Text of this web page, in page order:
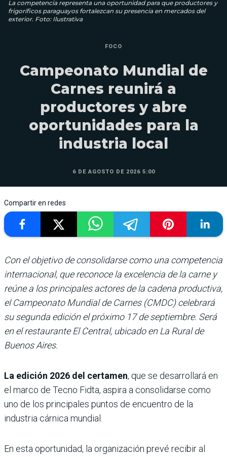
La competencia representa una oportunidad para que productores y
frigoríficos paraguayos fortalezcan su presencia en mercados del
exterior. Foto: Ilustrativa
FOCO
Campeonato Mundial de
Carnes reunirá a
productores y abre
oportunidades para la
industria local
6 DE AGOSTO DE 2026 5:00
Compartir en redes
Con el objetivo de consolidarse como una competencia
internacional, que reconoce la excelencia de la carne y
reúne a los principales actores de la cadena productiva,
el Campeonato Mundial de Carnes (CMDC) celebrará
su segunda edición el próximo 17 de septiembre. Será
en el restaurante El Central, ubicado en La Rural de
Buenos Aires.
La edición 2026 del certamen, que se desarrollará en
el marco de Tecno Fidta, aspira a consolidarse como
uno de los principales puntos de encuentro de la
industria cárnica mundial.
En esta oportunidad, la organización prevé recibir al